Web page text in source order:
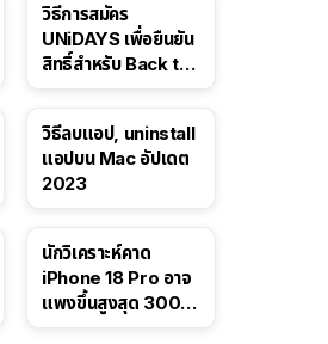
วิธีการสมัคร
UNiDAYS เพื่อยืนยัน
สิทธิ์สำหรับ Back to
วิธีลบแอป, uninstall
แอปบน Mac อัปเดต
2023
นักวิเคราะห์คาด
iPhone 18 Pro อาจ
แพงขึ้นสูงสุด 300